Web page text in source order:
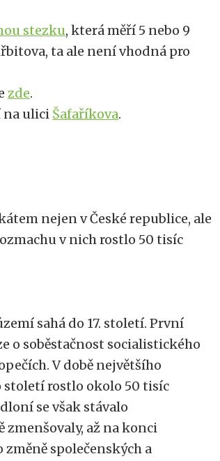
stezku, která měří 5 nebo 9
ta ale není vhodná pro
zde.
na ulici Šafaříkova.
nejen v České republice, ale
v nich rostlo 50 tisíc
sahá do 17. století. První
o soběstačnost socialistického
V době největšího
století rostlo okolo 50 tisíc
se však stávalo
zmenšovaly, až na konci
společenských a